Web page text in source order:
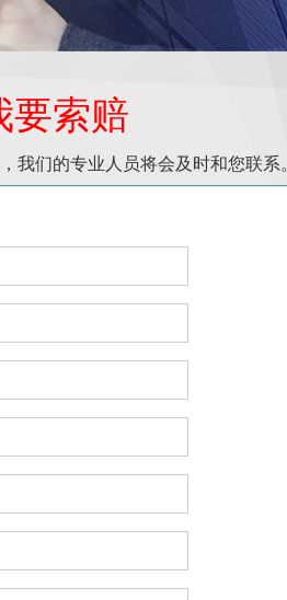
要索赔
我们的专业人员将会及时和您联系。